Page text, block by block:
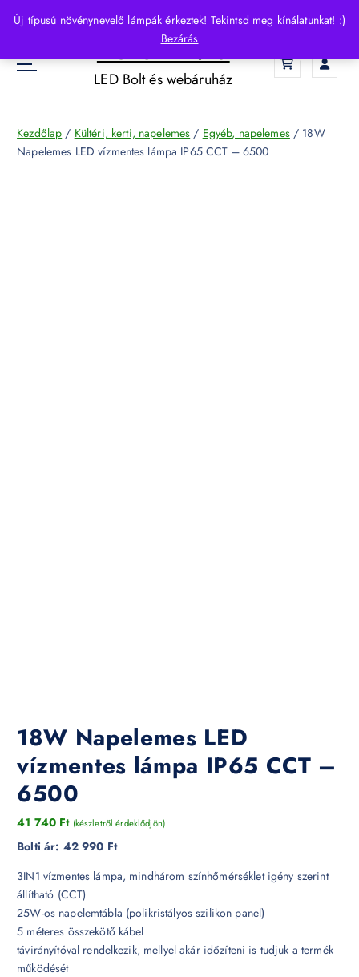
Új típusú növénynevelő lámpák érkeztek! Tekintsd meg kínálatunkat! :)
Bezárás
p
o
HelloLED.hu
LED Bolt és webáruház
Kezdőlap / Kültéri, kerti, napelemes / Egyéb, napelemes/ 18W
Napelemes LED vízmentes lámpa IP65 CCT – 6500
18W Napelemes LED
vízmentes lámpa IP65 CCT –
6500
41 740 Ft (készletről érdeklődjön)
Bolti ár: 42 990 Ft
3IN1 vízmentes lámpa, mindhárom színhőmérséklet igény szerint
állítható (CCT)
25W-os napelemtábla (polikristályos szilikon panel)
5 méteres összekötő kábel
távirányítóval rendelkezik, mellyel akár időzíteni is tudjuk a termék
működését